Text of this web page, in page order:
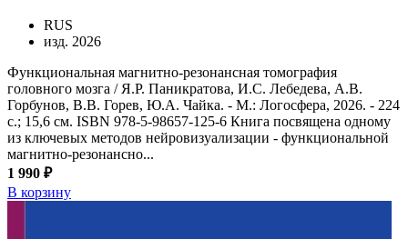
RUS
изд. 2026
Функциональная магнитно-резонансная томография
головного мозга / Я.Р. Паникратова, И.С. Лебедева, А.В.
Горбунов, В.В. Горев, Ю.А. Чайка. - М.: Логосфера, 2026. - 224
с.; 15,6 см. ISBN 978-5-98657-125-6 Книга посвящена одному
из ключевых методов нейровизуализации - функциональной
магнитно-резонансно...
1 990 ₽
В корзину